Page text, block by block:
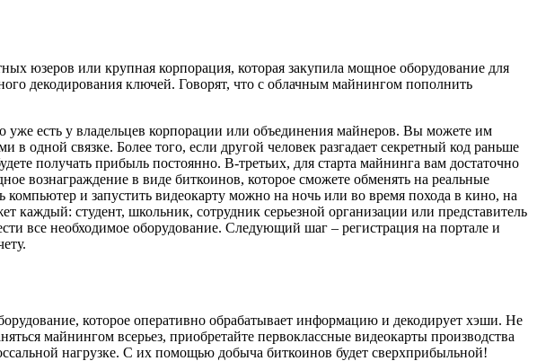
юзеров или крупная корпорация, которая закупила мощное оборудование для
декодирования ключей. Говорят, что с облачным майнингом пополнить
есть у владельцев корпорации или объединения майнеров. Вы можете им
одной связке. Более того, если другой человек разгадает секретный код раньше
получать прибыль постоянно. В-третьих, для старта майнинга вам достаточно
вознаграждение в виде биткоинов, которое сможете обменять на реальные
и запустить видеокарту можно на ночь или во время похода в кино, на
каждый: студент, школьник, сотрудник серьезной организации или представитель
все необходимое оборудование. Следующий шаг – регистрация на портале и
которое оперативно обрабатывает информацию и декодирует хэши. Не
майнингом всерьез, приобретайте первоклассные видеокарты производства
нагрузке. С их помощью добыча биткоинов будет сверхприбыльной!